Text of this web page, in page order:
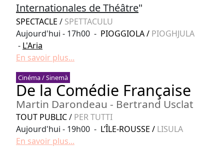
Internationales de Théâtre"
SPECTACLE / SPETTACULU
Aujourd'hui - 17h00 - PIOGGIOLA/ PIOGHJULA
- L'Aria
En savoir plus...
Cinéma / Sinemà
De la Comédie Française
Martin Darondeau - Bertrand Usclat
TOUT PUBLIC/ PER TUTTI
Aujourd'hui - 19h00 - L’ÎLE-ROUSSE / LISULA
En savoir plus...